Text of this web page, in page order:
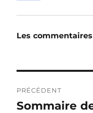
Les
de
PRÉCÉDENT
Publication
Sommaire